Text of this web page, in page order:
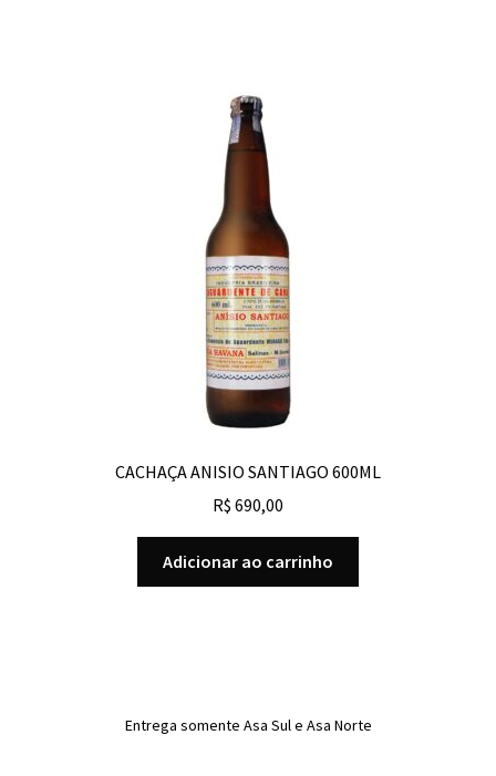
CACHAÇA ANISIO SANTIAGO 600ML
R$ 690,00
Adicionar ao carrinho
Entrega somente Asa Sul e Asa Norte